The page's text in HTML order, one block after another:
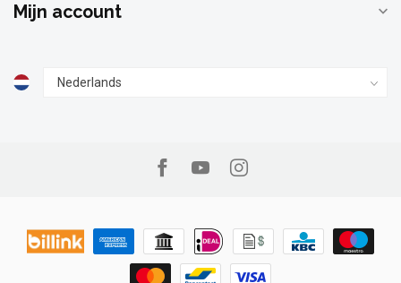
Mijn account